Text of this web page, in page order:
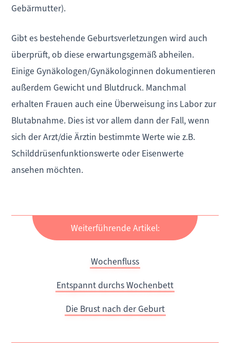
Gebärmutter).
Gibt es bestehende Geburtsverletzungen wird auch
überprüft, ob diese erwartungsgemäß abheilen.
Einige Gynäkologen/Gynäkologinnen dokumentieren
außerdem Gewicht und Blutdruck. Manchmal
erhalten Frauen auch eine Überweisung ins Labor zur
Blutabnahme. Dies ist vor allem dann der Fall, wenn
sich der Arzt/die Ärztin bestimmte Werte wie z.B.
Schilddrüsenfunktionswerte oder Eisenwerte
ansehen möchten.
Weiterführende Artikel:
Wochenfluss
Entspannt durchs Wochenbett
Die Brust nach der Geburt